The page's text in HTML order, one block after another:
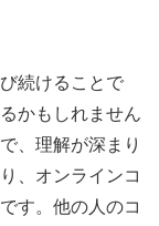
続けることで
かもしれません
、理解が深まり
、オンラインコ
す。他の人のコ